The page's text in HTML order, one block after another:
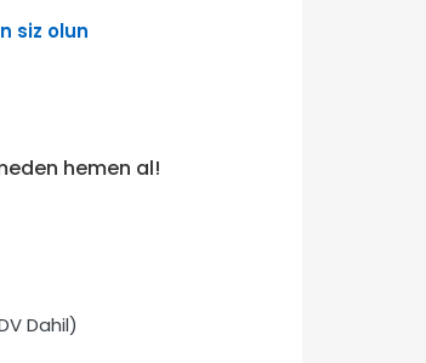
siz olun
hemen al!
Dahil)